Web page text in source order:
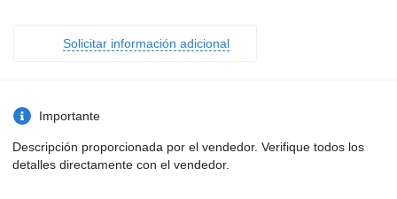
Solicitar información adicional
Importante
Descripción proporcionada por el vendedor. Verifique todos los
detalles directamente con el vendedor.